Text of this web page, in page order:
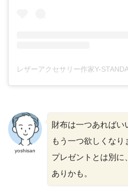
yoshisan
財布は一つあればい
もう一つ欲しくなり
プレゼントとは別に
ありかも。